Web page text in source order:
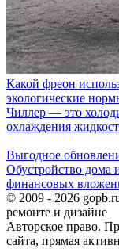
Какой фреон
экологические
Чиллер — это
охлаждения
Выгодное
Обустройство дома
финансовых
© 2009 - 2026
ремонте и дизайне
Авторское право.
сайта, прямая